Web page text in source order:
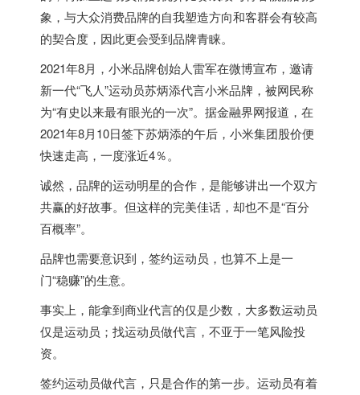
象，与大众消费品牌的自我塑造方向和客群会有较高
的契合度，因此更会受到品牌青睐。
2021年8月，小米品牌创始人雷军在微博宣布，邀请
新一代“飞人”运动员苏炳添代言小米品牌，被网民称
为“有史以来最有眼光的一次”。据金融界网报道，在
2021年8月10日签下苏炳添的午后，小米集团股价便
快速走高，一度涨近4％。
诚然，品牌的运动明星的合作，是能够讲出一个双方
共赢的好故事。但这样的完美佳话，却也不是“百分
百概率”。
品牌也需要意识到，签约运动员，也算不上是一
门“稳赚”的生意。
事实上，能拿到商业代言的仅是少数，大多数运动员
仅是运动员；找运动员做代言，不亚于一笔风险投
资。
签约运动员做代言，只是合作的第一步。运动员有着